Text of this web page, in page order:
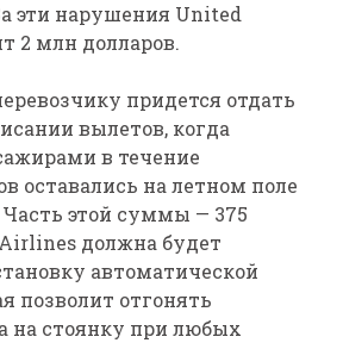
эти нарушения United
2 млн долларов.
придется отдать
вылетов, когда
в течение
оставались на летном поле
этой суммы — 375
должна будет
автоматической
позволит отгонять
на стоянку при любых